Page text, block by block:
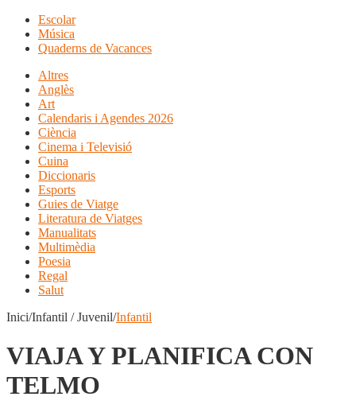
Escolar
Música
Quaderns de Vacances
Altres
Anglès
Art
Calendaris i Agendes 2026
Ciència
Cinema i Televisió
Cuina
Diccionaris
Esports
Guies de Viatge
Literatura de Viatges
Manualitats
Multimèdia
Poesia
Regal
Salut
Inici/Infantil / Juvenil/Infantil
VIAJA Y PLANIFICA CON
TELMO